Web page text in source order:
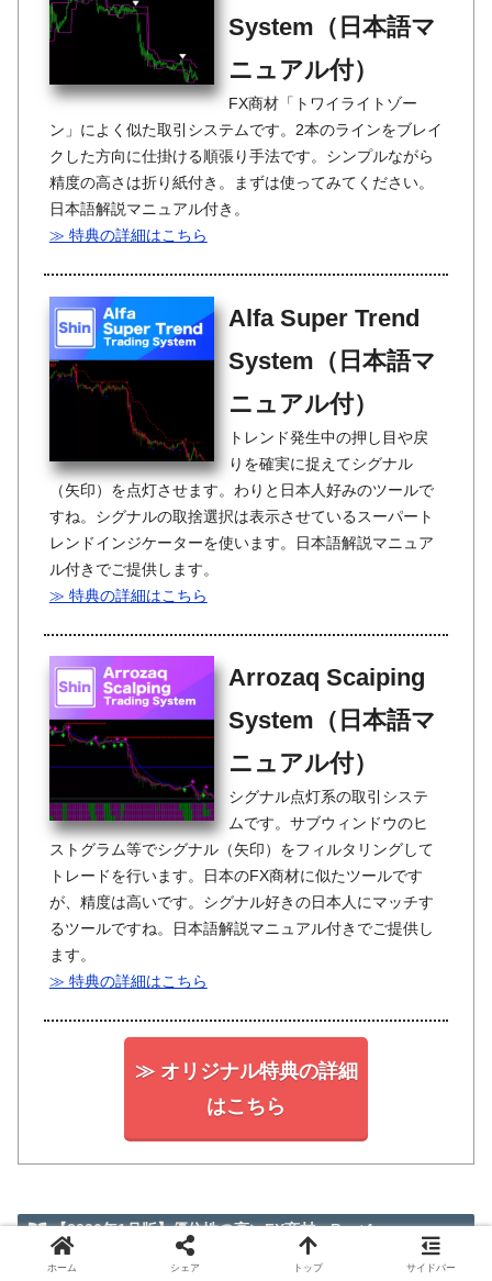
System（日本語マ
ニュアル付）
FX商材「トワイライトゾー
ン」によく似た取引システムです。2本のラインをブレイ
クした方向に仕掛ける順張り手法です。シンプルながら
精度の高さは折り紙付き。まずは使ってみてください。
日本語解説マニュアル付き。
≫ 特典の詳細はこちら
Alfa Super Trend
System（日本語マ
ニュアル付）
トレンド発生中の押し目や戻
りを確実に捉えてシグナル
（矢印）を点灯させます。わりと日本人好みのツールで
すね。シグナルの取捨選択は表示させているスーパート
レンドインジケーターを使います。日本語解説マニュア
ル付きでご提供します。
≫ 特典の詳細はこちら
Arrozaq Scaiping
System（日本語マ
ニュアル付）
シグナル点灯系の取引システ
ムです。サブウィンドウのヒ
ストグラム等でシグナル（矢印）をフィルタリングして
トレードを行います。日本のFX商材に似たツールです
が、精度は高いです。シグナル好きの日本人にマッチす
るツールですね。日本語解説マニュアル付きでご提供し
ます。
≫ 特典の詳細はこちら
≫ オリジナル特典の詳細
はこちら
【2026年1月版】優位性の高いFX商材 Best4
ホーム シェア トップ サイドバー